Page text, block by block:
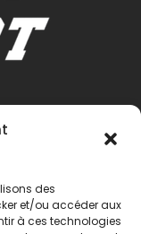
des
et/ou accéder aux
à ces technologies